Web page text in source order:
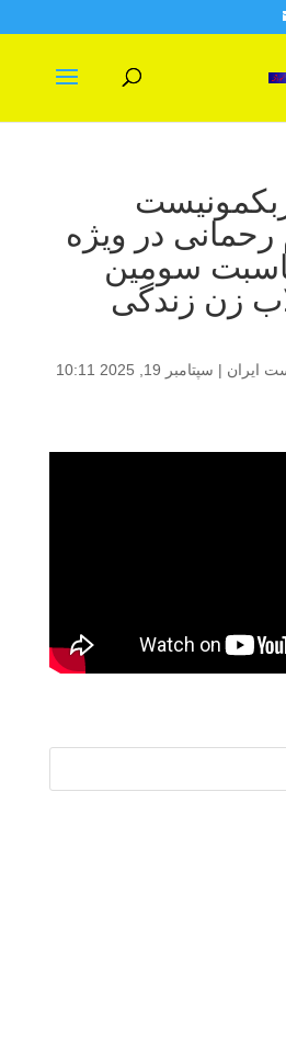
رحمانی در ویژه
سومین
زن زندگی
ایران |
سپتامبر 19, 2025 10:11